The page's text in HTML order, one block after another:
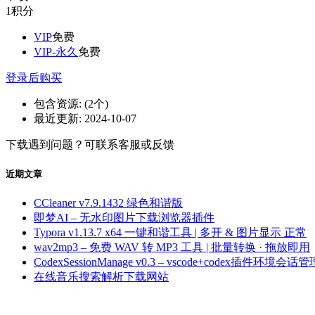
1积分
VIP免费
VIP-永久 免费
登录后购买
包含资源: (2个)
最近更新: 2024-10-07
下载遇到问题？可联系客服或反馈
近期文章
CCleaner v7.9.1432 绿色和谐版
即梦AI – 无水印图片下载浏览器插件
Typora v1.13.7 x64 一键和谐工具 | 多开 & 图片显示 正常
wav2mp3 – 免费 WAV 转 MP3 工具 | 批量转换 · 拖放即用
CodexSessionManage v0.3 – vscode+codex插件环境会话管
在线音乐搜索解析下载网站